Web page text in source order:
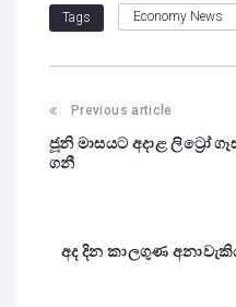
Tags Economy News
Previous article
ජූනි මාසයට අදාළ ලිට්‍රෝ
ගනී
අද දින කාලගුණ